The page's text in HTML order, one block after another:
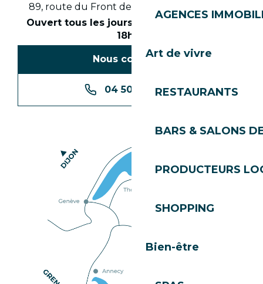
AGENCES
Art de vivre
RESTAURANTS
BARS & SALONS
PRODUCTEURS
SHOPPING
Bien-être
89, route du Front de Neige 74260 Les Gets
Ouvert tous les jours en saison de 8h30 à
18h30
Nous contacter
04 50 74 74 74